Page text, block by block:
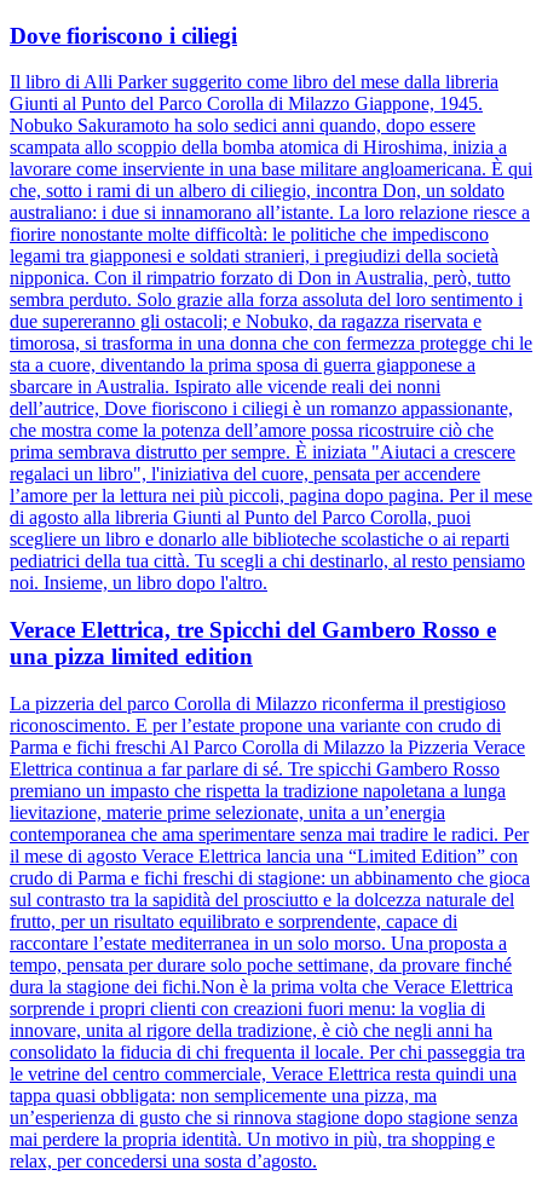
Dove fioriscono i ciliegi
Il libro di Alli Parker suggerito come libro del mese dalla libreria
Giunti al Punto del Parco Corolla di Milazzo Giappone, 1945.
Nobuko Sakuramoto ha solo sedici anni quando, dopo essere
scampata allo scoppio della bomba atomica di Hiroshima, inizia a
lavorare come inserviente in una base militare angloamericana. È qui
che, sotto i rami di un albero di ciliegio, incontra Don, un soldato
australiano: i due si innamorano all’istante. La loro relazione riesce a
fiorire nonostante molte difficoltà: le politiche che impediscono
legami tra giapponesi e soldati stranieri, i pregiudizi della società
nipponica. Con il rimpatrio forzato di Don in Australia, però, tutto
sembra perduto. Solo grazie alla forza assoluta del loro sentimento i
due supereranno gli ostacoli; e Nobuko, da ragazza riservata e
timorosa, si trasforma in una donna che con fermezza protegge chi le
sta a cuore, diventando la prima sposa di guerra giapponese a
sbarcare in Australia. Ispirato alle vicende reali dei nonni
dell’autrice, Dove fioriscono i ciliegi è un romanzo appassionante,
che mostra come la potenza dell’amore possa ricostruire ciò che
prima sembrava distrutto per sempre. È iniziata "Aiutaci a crescere
regalaci un libro", l'iniziativa del cuore, pensata per accendere
l’amore per la lettura nei più piccoli, pagina dopo pagina. Per il mese
di agosto alla libreria Giunti al Punto del Parco Corolla, puoi
scegliere un libro e donarlo alle biblioteche scolastiche o ai reparti
pediatrici della tua città. Tu scegli a chi destinarlo, al resto pensiamo
noi. Insieme, un libro dopo l'altro.
Verace Elettrica, tre Spicchi del Gambero Rosso e
una pizza limited edition
La pizzeria del parco Corolla di Milazzo riconferma il prestigioso
riconoscimento. E per l’estate propone una variante con crudo di
Parma e fichi freschi Al Parco Corolla di Milazzo la Pizzeria Verace
Elettrica continua a far parlare di sé. Tre spicchi Gambero Rosso
premiano un impasto che rispetta la tradizione napoletana a lunga
lievitazione, materie prime selezionate, unita a un’energia
contemporanea che ama sperimentare senza mai tradire le radici. Per
il mese di agosto Verace Elettrica lancia una “Limited Edition” con
crudo di Parma e fichi freschi di stagione: un abbinamento che gioca
sul contrasto tra la sapidità del prosciutto e la dolcezza naturale del
frutto, per un risultato equilibrato e sorprendente, capace di
raccontare l’estate mediterranea in un solo morso. Una proposta a
tempo, pensata per durare solo poche settimane, da provare finché
dura la stagione dei fichi.Non è la prima volta che Verace Elettrica
sorprende i propri clienti con creazioni fuori menu: la voglia di
innovare, unita al rigore della tradizione, è ciò che negli anni ha
consolidato la fiducia di chi frequenta il locale. Per chi passeggia tra
le vetrine del centro commerciale, Verace Elettrica resta quindi una
tappa quasi obbligata: non semplicemente una pizza, ma
un’esperienza di gusto che si rinnova stagione dopo stagione senza
mai perdere la propria identità. Un motivo in più, tra shopping e
relax, per concedersi una sosta d’agosto.